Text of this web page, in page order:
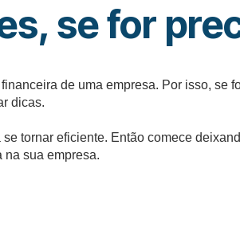
se for
de uma empresa. Por isso, se
dicas.
tornar eficiente. Então comece
na sua empresa.